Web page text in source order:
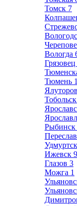
Томск 7
Вологда
Грязовец
Тюмень
Тобольск
Рыбинск
Ижевск 9
Глазов 3
Можга 1